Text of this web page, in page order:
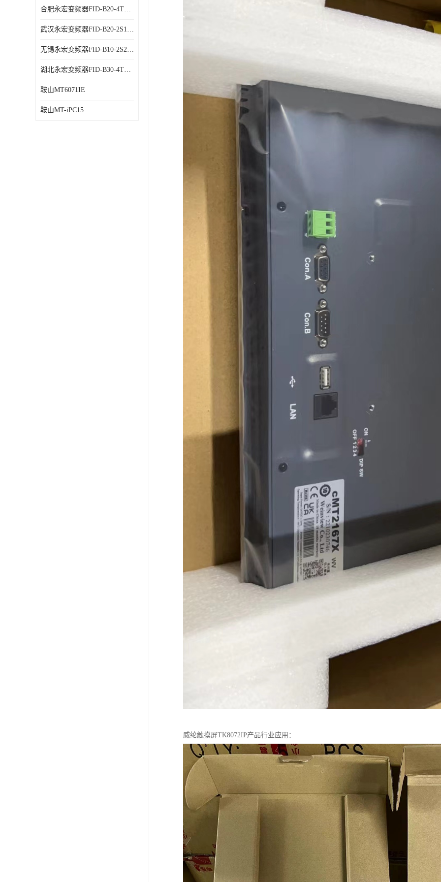
合肥永宏变频器FID-B20-4T1.5G 代理商销售
武汉永宏变频器FID-B20-2S1.5G 厂家销售
无锡永宏变频器FID-B10-2S2.2G 代理商销售
湖北永宏变频器FID-B30-4T0.7G 厂家销售
鞍山MT6071IE
鞍山MT-iPC15
威纶触摸屏TK8072IP产品行业应用：